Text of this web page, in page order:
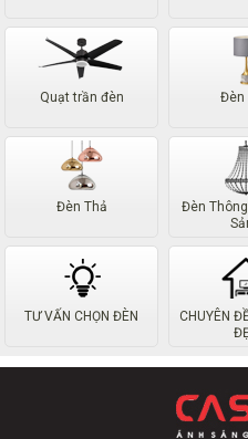
Quạt trần đèn Đèn
Đèn Thả
Đèn
TƯ VẤN CHỌN ĐÈN
CHUYÊN